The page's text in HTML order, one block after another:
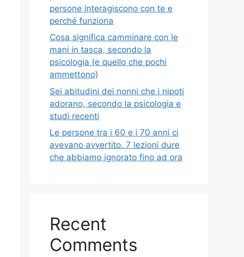
persone interagiscono con te e
perché funziona
Cosa significa camminare con le
mani in tasca, secondo la
psicologia (e quello che pochi
ammettono)
Sei abitudini dei nonni che i nipoti
adorano, secondo la psicologia e
studi recenti
Le persone tra i 60 e i 70 anni ci
avevano avvertito. 7 lezioni dure
che abbiamo ignorato fino ad ora
Recent
Comments